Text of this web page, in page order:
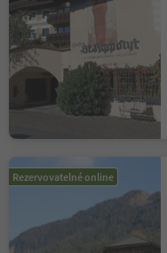
Rezervovatelné online